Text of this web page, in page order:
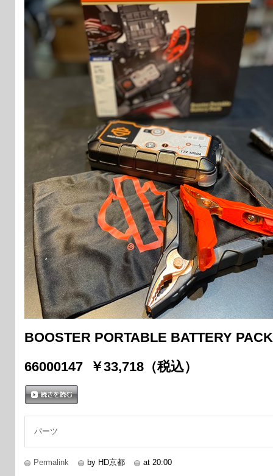
BOOSTER PORTABLE BATTERY PACK
66000147 ￥33,718（税込）
パーツ
Permalink by HD京都 at 20:00